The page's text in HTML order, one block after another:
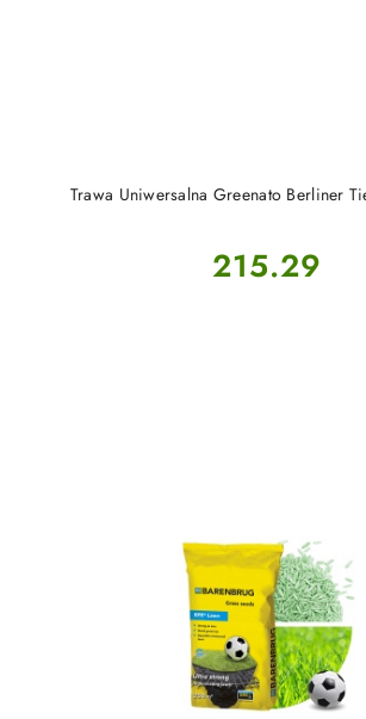
Trawa Uniwersalna Greenato Berliner
Cena:
215.29